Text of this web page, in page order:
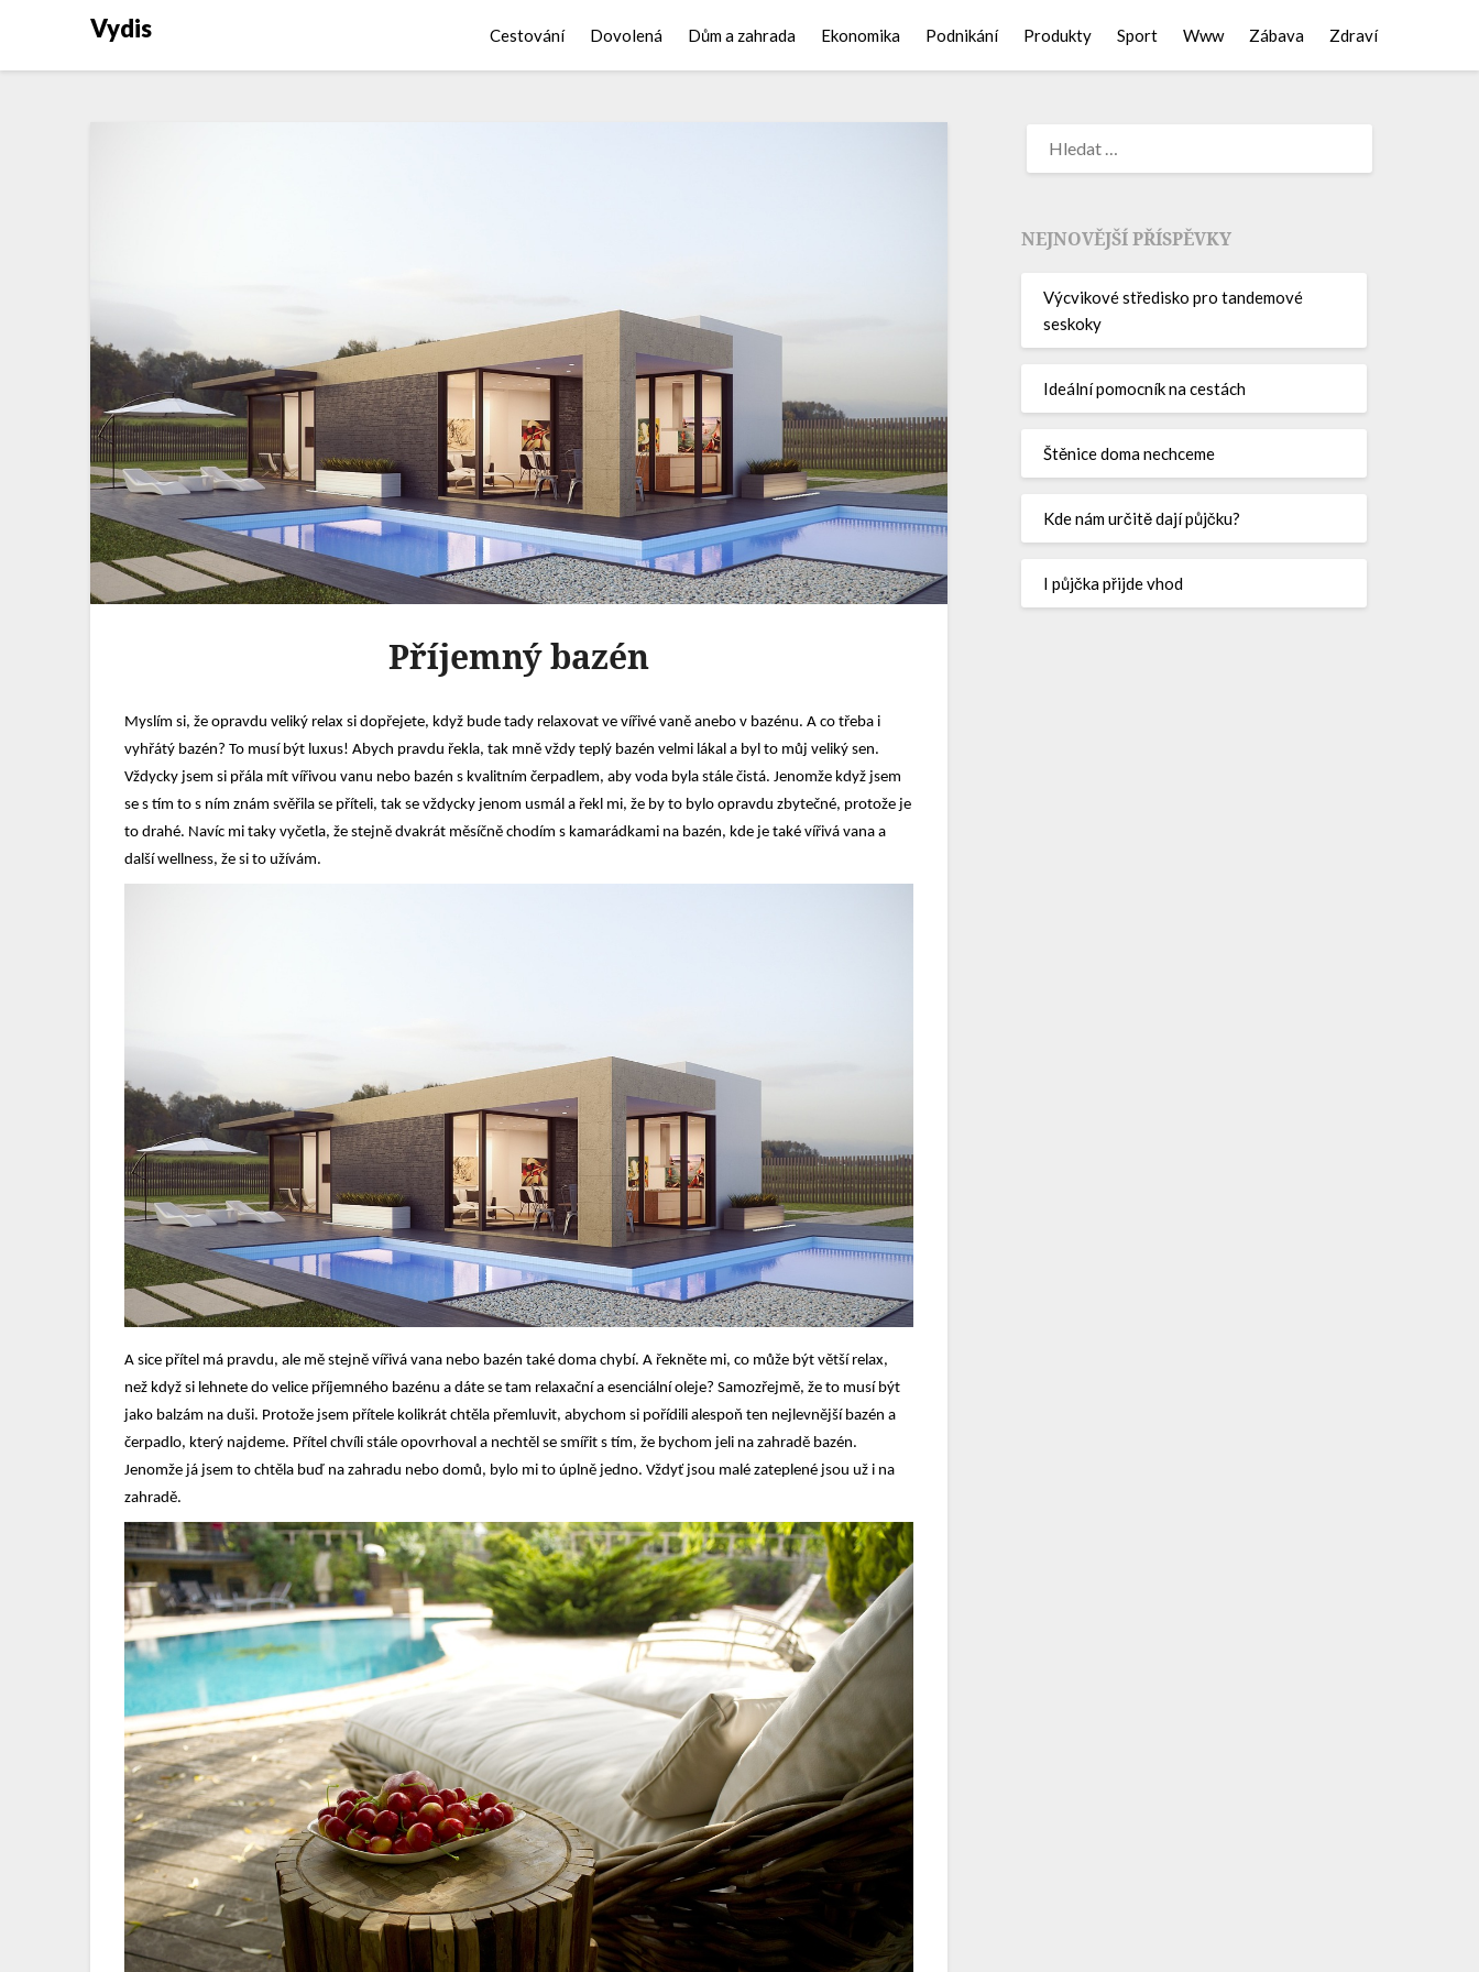
Vydis Cestování Dovolená Dům a zahrada Ekonomika Podnikání Produkty Sport Www Zábava Zdraví
Příjemný bazén
Myslím si, že opravdu veliký relax si dopřejete, když bude tady relaxovat ve vířivé vaně anebo v bazénu. A co třeba i
vyhřátý bazén? To musí být luxus! Abych pravdu řekla, tak mně vždy teplý bazén velmi lákal a byl to můj veliký sen.
Vždycky jsem si přála mít vířivou vanu nebo bazén s kvalitním čerpadlem, aby voda byla stále čistá. Jenomže když jsem
se s tím to s ním znám svěřila se příteli, tak se vždycky jenom usmál a řekl mi, že by to bylo opravdu zbytečné, protože je
to drahé. Navíc mi taky vyčetla, že stejně dvakrát měsíčně chodím s kamarádkami na bazén, kde je také vířivá vana a
další wellness, že si to užívám.
A sice přítel má pravdu, ale mě stejně vířivá vana nebo bazén také doma chybí. A řekněte mi, co může být větší relax,
než když si lehnete do velice příjemného bazénu a dáte se tam relaxační a esenciální oleje? Samozřejmě, že to musí být
jako balzám na duši. Protože jsem přítele kolikrát chtěla přemluvit, abychom si pořídili alespoň ten nejlevnější bazén a
čerpadlo, který najdeme. Přítel chvíli stále opovrhoval a nechtěl se smířit s tím, že bychom jeli na zahradě bazén.
Jenomže já jsem to chtěla buď na zahradu nebo domů, bylo mi to úplně jedno. Vždyť jsou malé zateplené jsou už i na
zahradě.
NEJNOVĚJŠÍ PŘÍSPĚVKY
Výcvikové středisko pro tandemové
seskoky
Ideální pomocník na cestách
Štěnice doma nechceme
Kde nám určitě dají půjčku?
I půjčka přijde vhod